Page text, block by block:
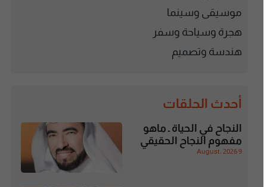
موسيقى وسينما
هجرة وسياحة وسفر
هندسة وتصميم
أحدث الحلقات
النجاح في الحياة ـ ماهو
مفهوم النجاح الحقيقي
9 August، 2026